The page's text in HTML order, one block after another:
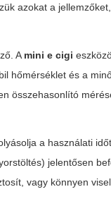
azokat a
A mini e cigi
hőmérséklet és a
összehasonlító
a használati
jelentősen
vagy könnyen